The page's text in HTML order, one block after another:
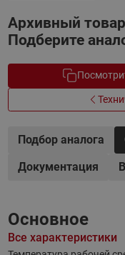
Архивный
Подберите
Подбор аналога
Документация
Основное
Все характеристики